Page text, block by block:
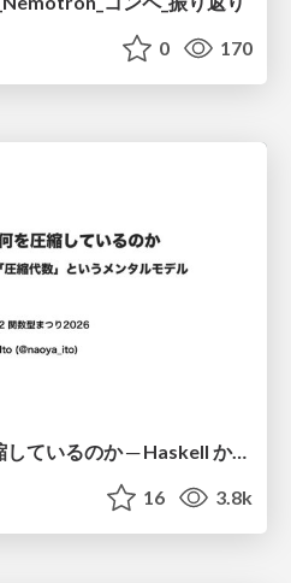
0 170
アルゴリズムは何を圧縮しているのか ─ Haskell から育った「圧縮代数」というメンタルモデル
16 3.8k